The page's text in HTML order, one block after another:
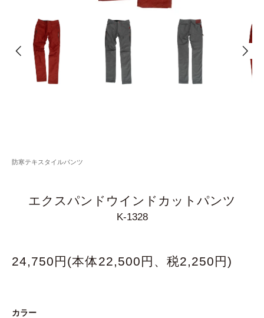
防寒テキスタイルパンツ
エクスパンドウインドカットパンツ
K-1328
24,750円(本体22,500円、税2,250円)
カラー